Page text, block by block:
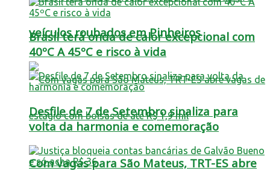
veículos roubados em Pinheiros
Com vagas para São Mateus, TRT-ES abre
Brasil terá onda de calor excepcional com
40ºC A 45ºC e risco à vida
Desfile de 7 de Setembro sinaliza para
volta da harmonia e comemoração